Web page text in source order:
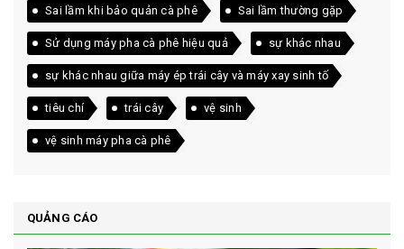
Sai lầm khi bảo quản cà phê Sai lầm thường gặp
Sử dụng máy pha cà phê hiệu quả sự khác nhau
sự khác nhau giữa máy ép trái cây và máy xay sinh tố
tiêu chí trái cây vệ sinh
vệ sinh máy pha cà phê
QUẢNG CÁO